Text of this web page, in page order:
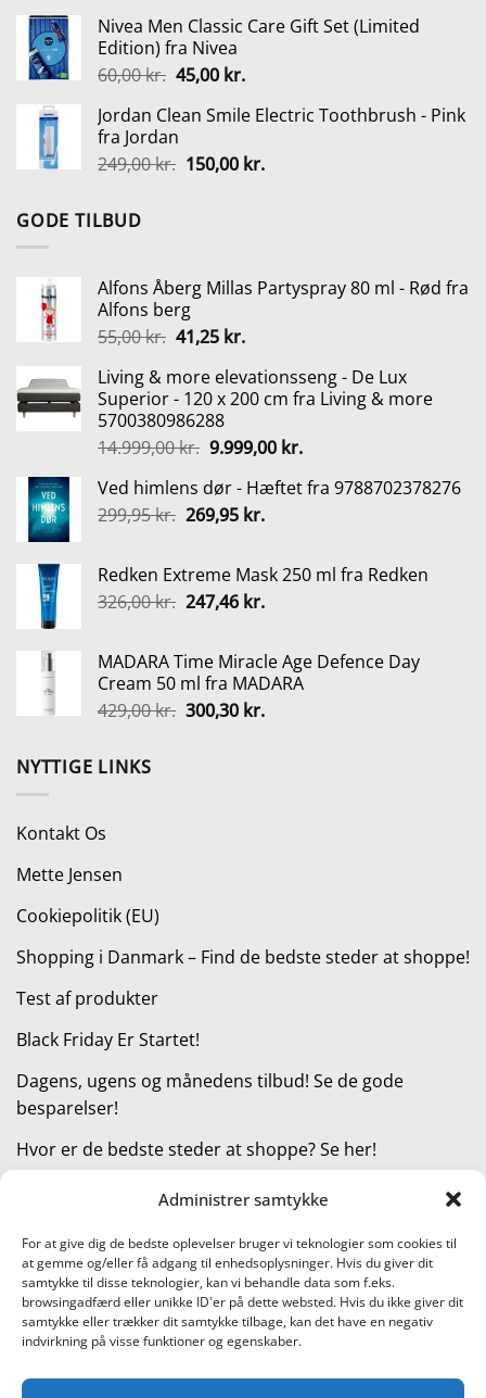
Administrer samtykke
For at give dig de bedste oplevelser bruger vi teknologier som cookies til
at gemme og/eller få adgang til enhedsoplysninger. Hvis du giver dit
samtykke til disse teknologier, kan vi behandle data som f.eks.
browsingadfærd eller unikke ID'er på dette websted. Hvis du ikke giver dit
samtykke eller trækker dit samtykke tilbage, kan det have en negativ
indvirkning på visse funktioner og egenskaber.
pris
var:
379,00 kr..
pris
Nivea Men Classic Care Gift Set (Limited
Edition) fra Nivea
60,00kr. Den
pris
var:
60,00 kr..
45,00 kr.Den
pris
45,00 kr..
Jordan Clean Smile Electric Toothbrush - Pink
fra Jordan
249,00kr. Den
150,00 kr.Den
GODE TILBUD
Alfons Åberg Millas Partyspray 80 ml - Rød fra
Alfons berg
55,00kr. Den
pris
var:
55,00 kr..
41,25 kr.Den
pris
er:
Living & more elevationsseng - De Lux
Superior - 120 x 200 cm fra Living & more
5700380986288
14.999,00kr. Den
pris
var:
9.999,00 kr.Den
pris
Ved himlens dør - Hæftet fra 9788702378276
299,95kr. Den
var:
299,95 kr..
269,95 kr.Den
er:
269,95 kr..
Redken Extreme Mask 250 ml fra Redken
326,00kr. Den
var:
326,00 kr..
247,46 kr.Den
er:
247,46 kr..
MADARA Time Miracle Age Defence Day
Cream 50 ml fra MADARA
429,00kr. Den
300,30 kr.Den
NYTTIGE LINKS
Kontakt Os
Mette Jensen
Cookiepolitik (EU)
Shopping i Danmark – Find de bedste steder at shoppe!
Test af produkter
Black Friday Er Startet!
Dagens, ugens og månedens tilbud! Se de gode
besparelser!
Hvor er de bedste steder at shoppe? Se her!
Kategorier
Læs vores guide til online shopping